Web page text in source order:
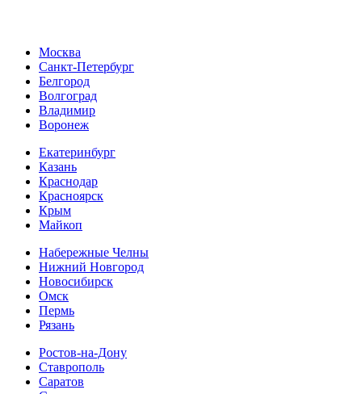
Москва
Санкт-Петербург
Белгород
Волгоград
Владимир
Воронеж
Екатеринбург
Казань
Краснодар
Красноярск
Крым
Майкоп
Набережные Челны
Нижний Новгород
Новосибирск
Омск
Пермь
Рязань
Ростов-на-Дону
Ставрополь
Саратов